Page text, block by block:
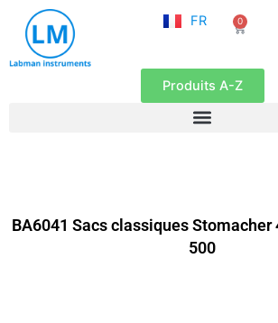
contenu
FR
EN
0
Panier
Produits A-Z
BA6041 Sacs classiques Stomacher
500